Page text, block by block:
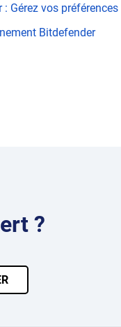
Gérez vos préférences
Bitdefender
?